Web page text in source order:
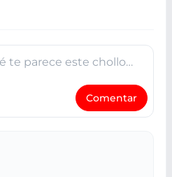
te parece este chollo…
Comentar